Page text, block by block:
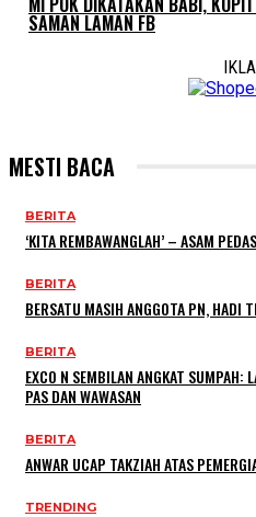
SAMAN LAMAN FB
MESTI BACA
BERITA
‘KITA REMBAWANGLAH’ – ASAM
BERITA
BERSATU MASIH ANGGOTA PN, HADI
BERITA
EXCO N SEMBILAN ANGKAT SUMPAH:
PAS DAN WAWASAN
BERITA
ANWAR UCAP TAKZIAH ATAS
TRENDING